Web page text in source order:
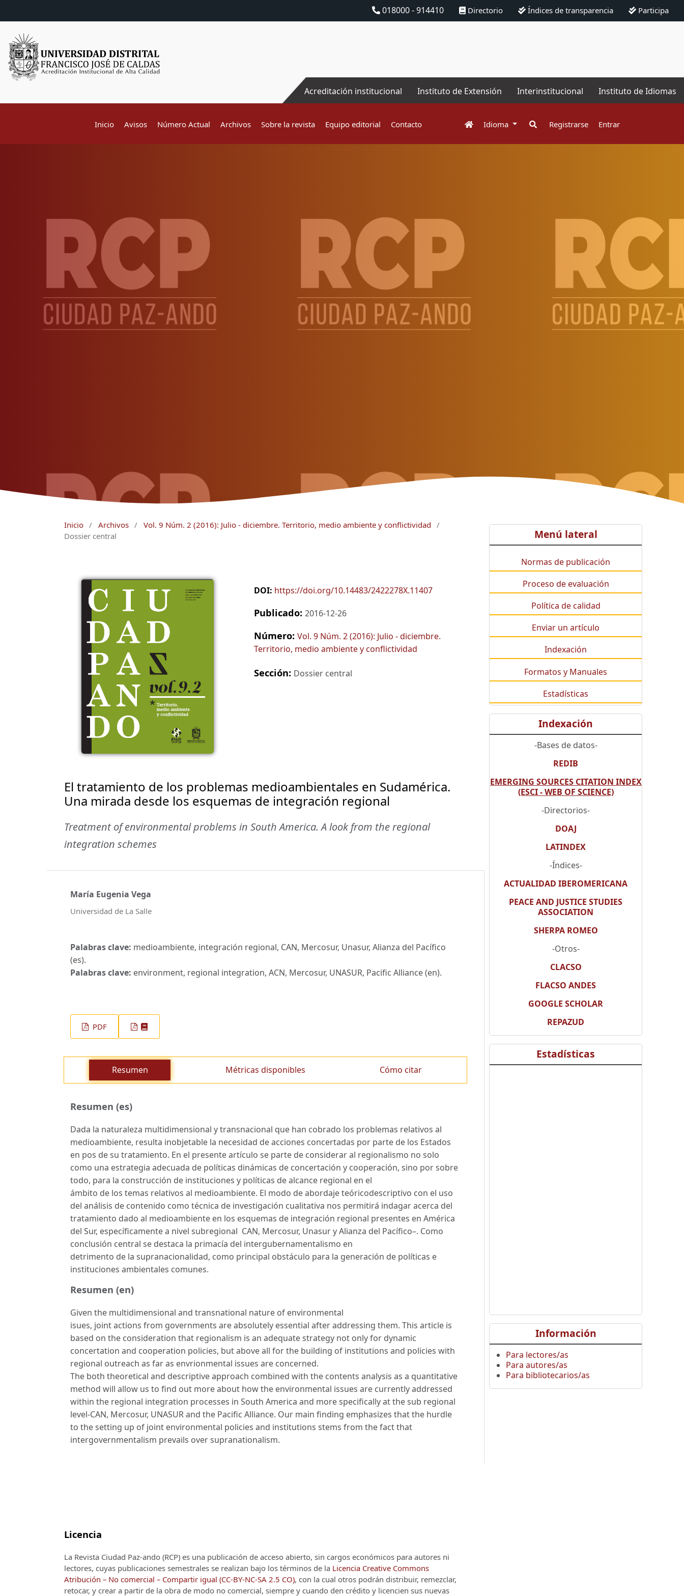
018000 - 914410 Directorio Índices de transparencia Participa
Acreditación institucional Instituto de Extensión Interinstitucional Instituto de Idiomas
Inicio Avisos Número Actual Archivos Sobre la revista Equipo editorial Contacto Idioma Registrarse Entrar
Inicio / Archivos / Vol. 9 Núm. 2 (2016): Julio - diciembre. Territorio, medio ambiente y conflictividad
/
Dossier central
DOI: https://doi.org/10.14483/2422278X.11407
Publicado: 2016-12-26
Número: Vol. 9 Núm. 2 (2016): Julio - diciembre.
Territorio, medio ambiente y conflictividad
Sección: Dossier central
El tratamiento de los problemas medioambientales en Sudamérica.
Una mirada desde los esquemas de integración regional
Treatment of environmental problems in South America. A look from the regional
integration schemes
María Eugenia Vega
Universidad de La Salle
Palabras clave: medioambiente, integración regional, CAN, Mercosur, Unasur, Alianza del Pacífico
(es).
Palabras clave: environment, regional integration, ACN, Mercosur, UNASUR, Pacific Alliance (en).
PDF
Resumen Métricas disponibles Cómo citar
Resumen (es)
Dada la naturaleza multidimensional y transnacional que han cobrado los problemas relativos al
medioambiente, resulta inobjetable la necesidad de acciones concertadas por parte de los Estados
en pos de su tratamiento. En el presente artículo se parte de considerar al regionalismo no solo
como una estrategia adecuada de políticas dinámicas de concertación y cooperación, sino por sobre
todo, para la construcción de instituciones y políticas de alcance regional en el
ámbito de los temas relativos al medioambiente. El modo de abordaje teóricodescriptivo con el uso
del análisis de contenido como técnica de investigación cualitativa nos permitirá indagar acerca del
tratamiento dado al medioambiente en los esquemas de integración regional presentes en América
del Sur, específicamente a nivel subregional CAN, Mercosur, Unasur y Alianza del Pacífico–. Como
conclusión central se destaca la primacía del intergubernamentalismo en
detrimento de la supranacionalidad, como principal obstáculo para la generación de políticas e
instituciones ambientales comunes.
Resumen (en)
Given the multidimensional and transnational nature of environmental
isues, joint actions from governments are absolutely essential after addressing them. This article is
based on the consideration that regionalism is an adequate strategy not only for dynamic
concertation and cooperation policies, but above all for the building of institutions and policies with
regional outreach as far as envrionmental issues are concerned.
The both theoretical and descriptive approach combined with the contents analysis as a quantitative
method will allow us to find out more about how the environmental issues are currently addressed
within the regional integration processes in South America and more specifically at the sub regional
level-CAN, Mercosur, UNASUR and the Pacific Alliance. Our main finding emphasizes that the hurdle
to the setting up of joint environmental policies and institutions stems from the fact that
intergovernmentalism prevails over supranationalism.
Licencia
La Revista Ciudad Paz-ando (RCP) es una publicación de acceso abierto, sin cargos económicos para autores ni
lectores, cuyas publicaciones semestrales se realizan bajo los términos de la Licencia Creative Commons
Atribución – No comercial – Compartir igual (CC-BY-NC-SA 2.5 CO), con la cual otros podrán distribuir, remezclar,
retocar, y crear a partir de la obra de modo no comercial, siempre y cuando den crédito y licencien sus nuevas
Menú lateral
Normas de publicación
Proceso de evaluación
Política de calidad
Enviar un artículo
Indexación
Formatos y Manuales
Estadísticas
Indexación
-Bases de datos-
REDIB
EMERGING SOURCES CITATION INDEX
(ESCI - WEB OF SCIENCE)
-Directorios-
DOAJ
LATINDEX
-Índices-
ACTUALIDAD IBEROMERICANA
PEACE AND JUSTICE STUDIES
ASSOCIATION
SHERPA ROMEO
-Otros-
CLACSO
FLACSO ANDES
GOOGLE SCHOLAR
REPAZUD
Estadísticas
Información
Para lectores/as
Para autores/as
Para bibliotecarios/as